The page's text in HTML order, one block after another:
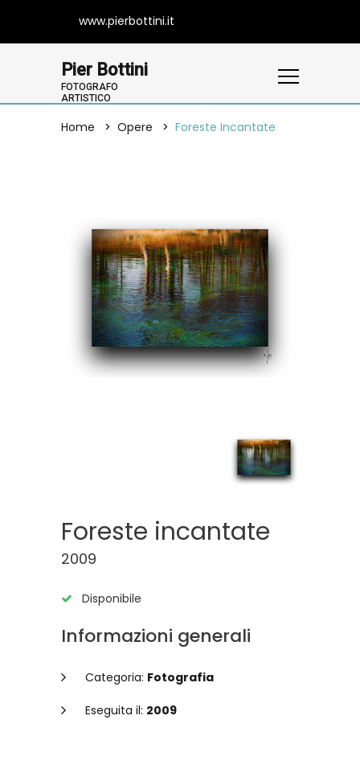
www.pierbottini.it
Pier Bottini
FOTOGRAFO
ARTISTICO
Home Opere Foreste Incantate
Foreste incantate
2009
Disponibile
Informazioni generali
Categoria: Fotografia
Eseguita il: 2009